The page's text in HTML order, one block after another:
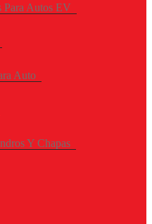
Para Autos EV
Auto
Y Chapas